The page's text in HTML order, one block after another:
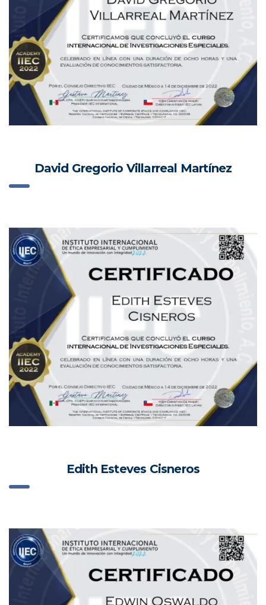
David Gregorio Villarreal Martínez
Edith Esteves Cisneros